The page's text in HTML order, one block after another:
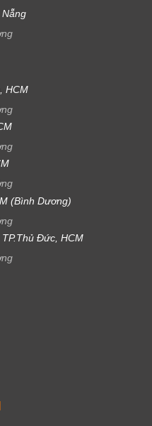
HCM
(Bình Dương)
Đức, HCM